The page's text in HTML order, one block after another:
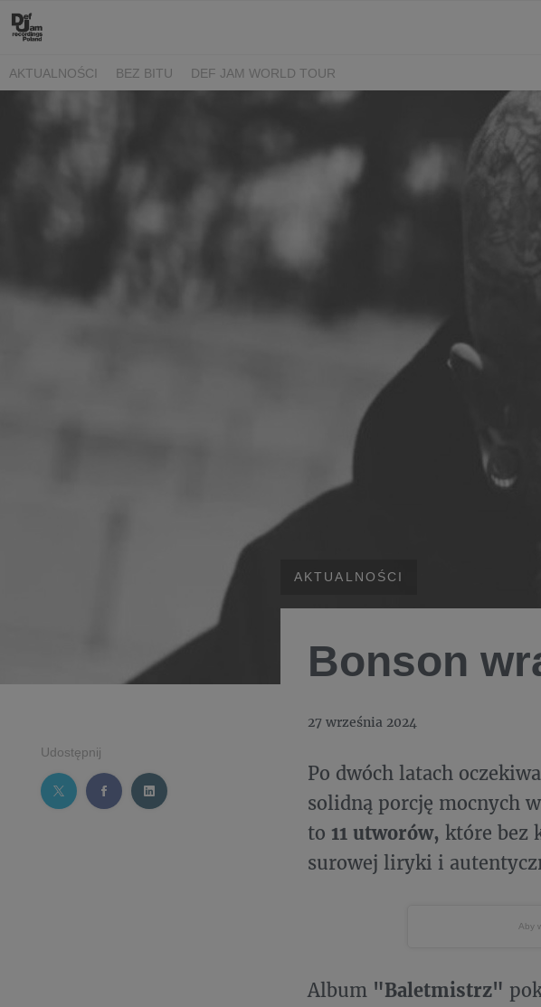
AKTUALNOŚCI BEZ BITU DEF JAM WORLD TOUR
Udostępnij
AKTUALNOŚCI
Bonson
27 września 2024
Po dwóch latach
solidną porcję mocnych
to 11 utworów, które bez
surowej liryki i
Aby
Album "Baletmistrz"